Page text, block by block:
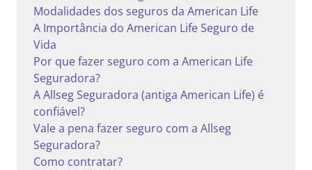
Modalidades dos seguros da American Life
A Importância do American Life Seguro de
Vida
Por que fazer seguro com a American Life
Seguradora?
A Allseg Seguradora (antiga American Life) é
confiável?
Vale a pena fazer seguro com a Allseg
Seguradora?
Como contratar?